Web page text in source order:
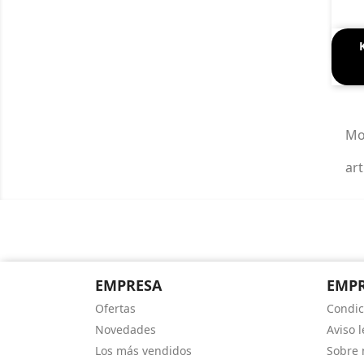
EMPRESA
Ofertas
Novedades
Los más vendidos
Aviso
Sobre